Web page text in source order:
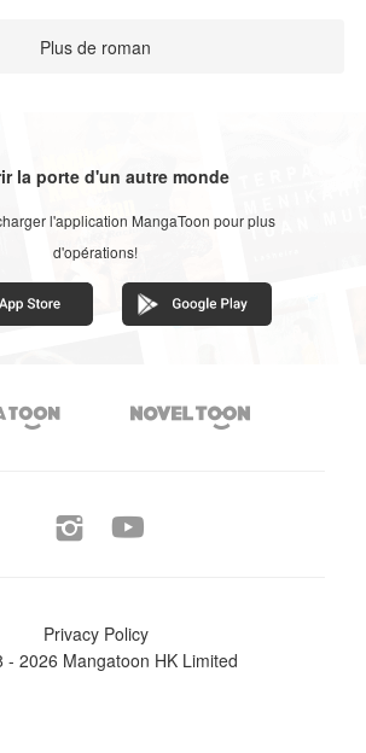
Plus de roman
la porte d'un autre monde
l'application MangaToon pour plus
d'opérations!

 
Privacy Policy
- 2026 Mangatoon HK Limited